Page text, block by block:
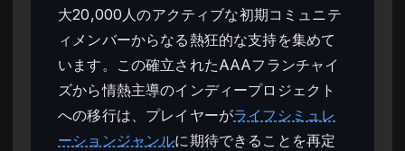
大20,000人のアクティブな初期コミュニテ
ィメンバーからなる熱狂的な支持を集めて
います。この確立されたAAAフランチャイ
ズから情熱主導のインディープロジェクト
への移行は、プレイヤーがライフシミュレ
ーションジャンルに期待できることを再定